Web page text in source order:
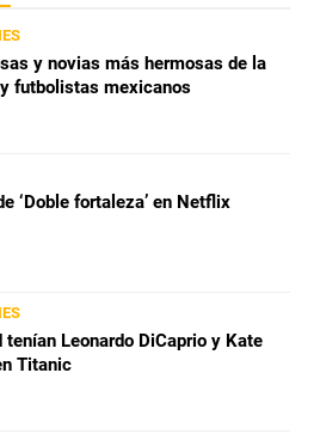
y novias más hermosas de la
futbolistas mexicanos
‘Doble fortaleza’ en Netflix
tenían Leonardo DiCaprio y Kate
Titanic